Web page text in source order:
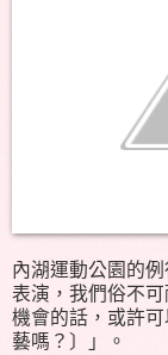
內湖運動公園的
表演，我們俗不
機會的話，或許
藝嗎？〕」。